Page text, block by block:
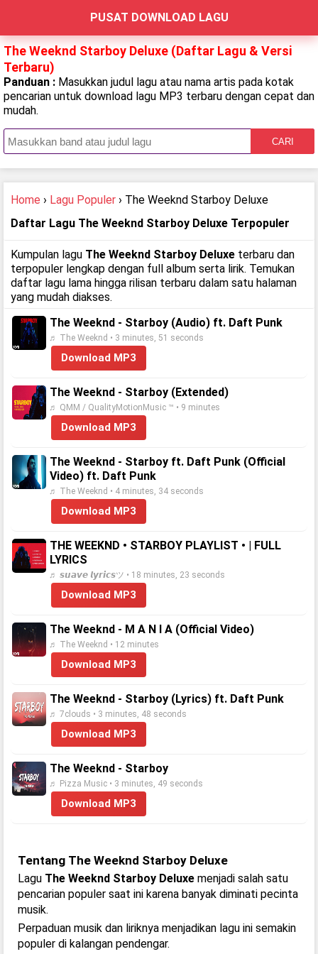
PUSAT DOWNLOAD LAGU
The Weeknd Starboy Deluxe (Daftar Lagu & Versi
Terbaru)
Panduan : Masukkan judul lagu atau nama artis pada kotak
pencarian untuk download lagu MP3 terbaru dengan cepat dan
mudah.
CARI
Home › Lagu Populer › The Weeknd Starboy Deluxe
Daftar Lagu The Weeknd Starboy Deluxe Terpopuler
Kumpulan lagu The Weeknd Starboy Deluxe terbaru dan
terpopuler lengkap dengan full album serta lirik. Temukan
daftar lagu lama hingga rilisan terbaru dalam satu halaman
yang mudah diakses.
The Weeknd - Starboy (Audio) ft. Daft Punk
♬ The Weeknd • 3 minutes, 51 seconds
Download MP3
The Weeknd - Starboy (Extended)
♬ QMM / QualityMotionMusic ™ • 9 minutes
Download MP3
The Weeknd - Starboy ft. Daft Punk (Official
Video) ft. Daft Punk
♬ The Weeknd • 4 minutes, 34 seconds
Download MP3
THE WEEKND • STARBOY PLAYLIST • | FULL
LYRICS
♬ 𝙨𝙪𝙖𝙫𝙚 𝙡𝙮𝙧𝙞𝙘𝙨ツ • 18 minutes, 23 seconds
Download MP3
The Weeknd - M A N I A (Official Video)
♬ The Weeknd • 12 minutes
Download MP3
The Weeknd - Starboy (Lyrics) ft. Daft Punk
♬ 7clouds • 3 minutes, 48 seconds
Download MP3
The Weeknd - Starboy
♬ Pizza Music • 3 minutes, 49 seconds
Download MP3
Tentang The Weeknd Starboy Deluxe
Lagu The Weeknd Starboy Deluxe menjadi salah satu
pencarian populer saat ini karena banyak diminati pecinta
musik.
Perpaduan musik dan liriknya menjadikan lagu ini semakin
populer di kalangan pendengar.